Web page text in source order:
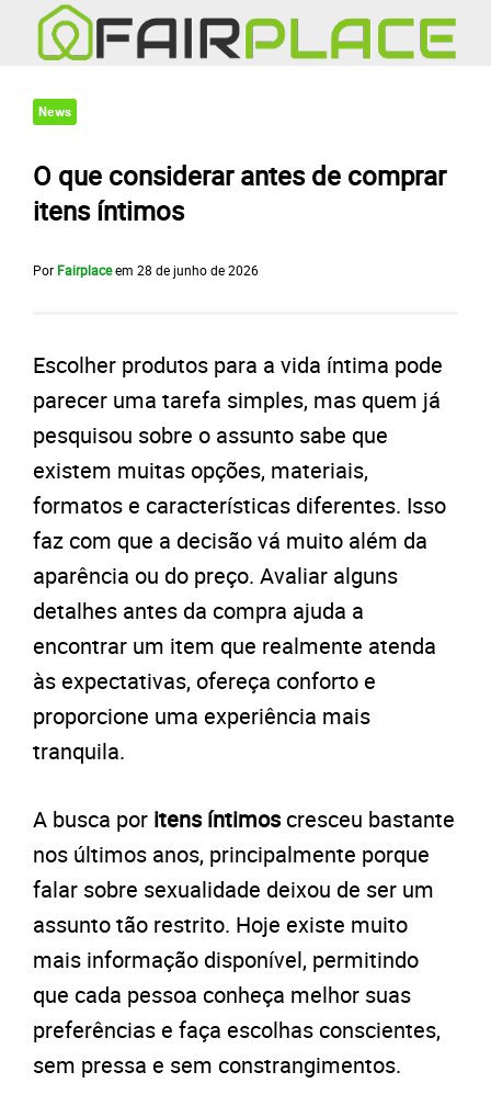
News
O que considerar antes de comprar
itens íntimos
Por Fairplaceem 28 de junho de 2026
Escolher produtos para a vida íntima pode
parecer uma tarefa simples, mas quem já
pesquisou sobre o assunto sabe que
existem muitas opções, materiais,
formatos e características diferentes. Isso
faz com que a decisão vá muito além da
aparência ou do preço. Avaliar alguns
detalhes antes da compra ajuda a
encontrar um item que realmente atenda
às expectativas, ofereça conforto e
proporcione uma experiência mais
tranquila.
A busca por itens íntimoscresceu bastante
nos últimos anos, principalmente porque
falar sobre sexualidade deixou de ser um
assunto tão restrito. Hoje existe muito
mais informação disponível, permitindo
que cada pessoa conheça melhor suas
preferências e faça escolhas conscientes,
sem pressa e sem constrangimentos.